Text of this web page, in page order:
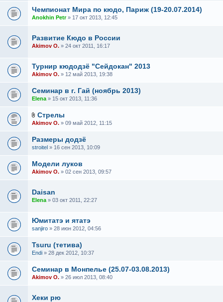
Чемпионат Мира по кюдо, Париж (19-20.07.2014)
Anokhin Petr» 17 окт 2013, 12:45
Развитие Кюдо в России
Akimov O. » 24 окт 2011, 16:17
Турнир кюдодзё "Сейдокан" 2013
Akimov O. » 12 май 2013, 19:38
Семинар в г. Гай (ноябрь 2013)
Elena » 15 окт 2013, 11:36
Стрелы
Akimov O. » 09 май 2012, 11:15
Размеры додзё
stroitel » 16 сен 2013, 10:09
Модели луков
Akimov O. » 02 сен 2013, 09:57
Daisan
Elena » 03 окт 2011, 22:27
Юмитатэ и ятатэ
sanjiro » 28 июн 2012, 04:56
Tsuru (тетива)
Endi » 28 дек 2012, 10:37
Семинар в Монпелье (25.07-03.08.2013)
Akimov O. » 26 июл 2013, 08:40
Хеки рю